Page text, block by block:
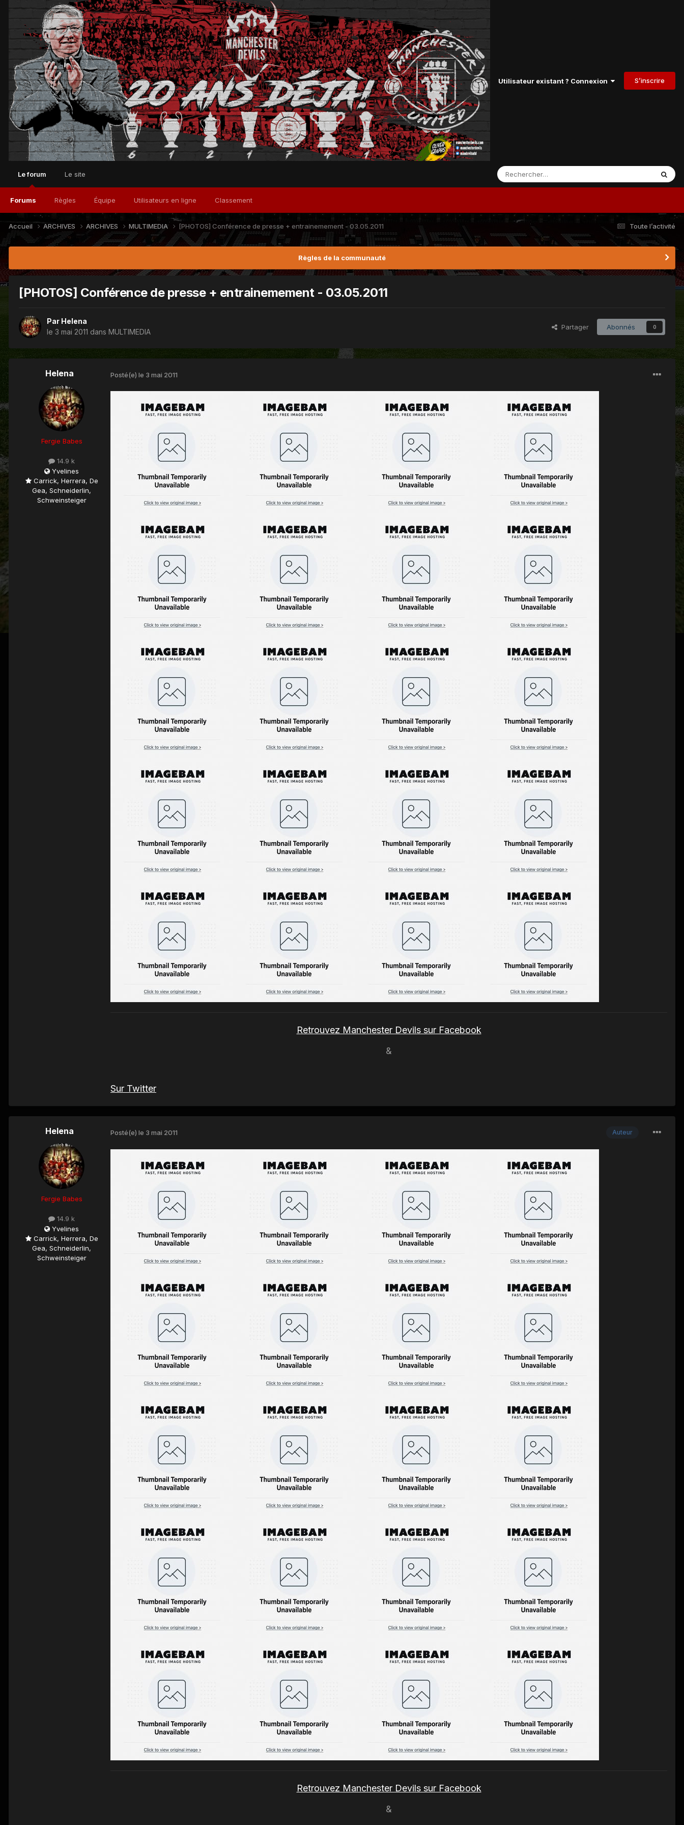
Utilisateur existant ? Connexion S’inscrire
Le forum
Forums Règles Équipe Utilisateurs en ligne Classement
Le site
Toute l’activité
Accueil ARCHIVES ARCHIVES MULTIMEDIA [PHOTOS] Conférence de presse + entrainemement - 03.05.2011
Règles de la communauté
[PHOTOS] Conférence de presse + entrainemement - 03.05.2011
Par Helena
le 3 mai 2011 dans MULTIMEDIA
Partager Abonnés 0
Helena
Fergie Babes
14.9 k
Yvelines
Carrick, Herrera, De
Gea, Schneiderlin,
Schweinsteiger
Posté(e) le 3 mai 2011
Retrouvez Manchester Devils sur Facebook
&
Sur Twitter
Helena
Fergie Babes
14.9 k
Yvelines
Carrick, Herrera, De
Gea, Schneiderlin,
Schweinsteiger
Auteur
Posté(e) le 3 mai 2011
Retrouvez Manchester Devils sur Facebook
&